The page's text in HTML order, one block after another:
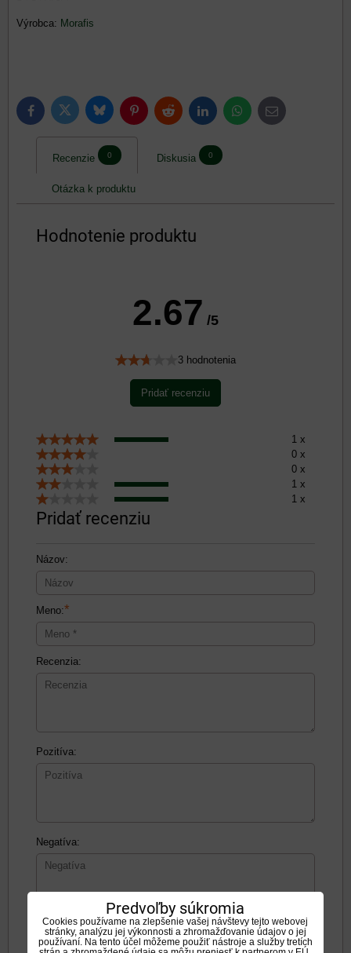
Výrobca: Morafis
FacebookTwitter BlueskyPinterestReddit LinkedInWhatsApp
E-
mail
Recenzie 0 Diskusia 0
Otázka k produktu
Hodnotenie produktu
2.67 /5
3 hodnotenia
Pridať recenziu
1 x
0 x
0 x
1 x
1 x
Pridať recenziu
Názov:
Meno:*
Recenzia:
Pozitíva:
Negatíva:
Zadajte prosím hodnotenie, výhody alebo zápory - aspoň
Predvoľby súkromia
Cookies používame na zlepšenie vašej návštevy tejto webovej
stránky, analýzu jej výkonnosti a zhromažďovanie údajov o jej
používaní. Na tento účel môžeme použiť nástroje a služby tretích